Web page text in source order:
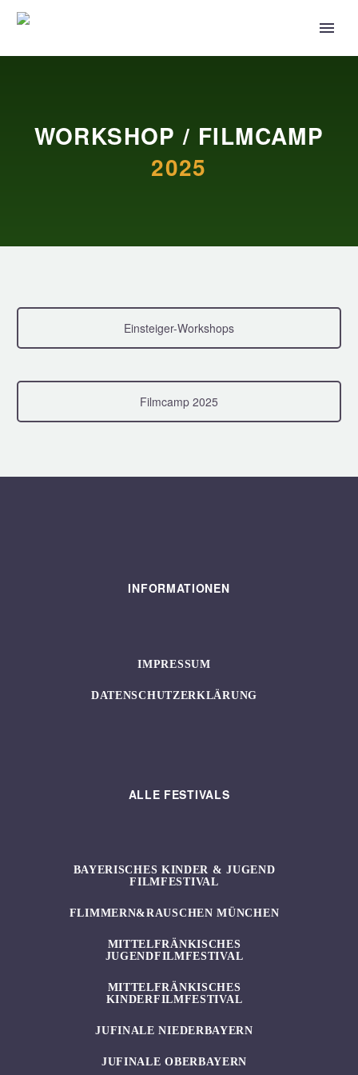
WORKSHOP / FILMCAMP
2025
Einsteiger-Workshops
Filmcamp 2025
INFORMATIONEN
IMPRESSUM
DATENSCHUTZERKLÄRUNG
ALLE FESTIVALS
BAYERISCHES KINDER & JUGEND
FILMFESTIVAL
FLIMMERN&RAUSCHEN MÜNCHEN
MITTELFRÄNKISCHES
JUGENDFILMFESTIVAL
MITTELFRÄNKISCHES
KINDERFILMFESTIVAL
JUFINALE NIEDERBAYERN
JUFINALE OBERBAYERN